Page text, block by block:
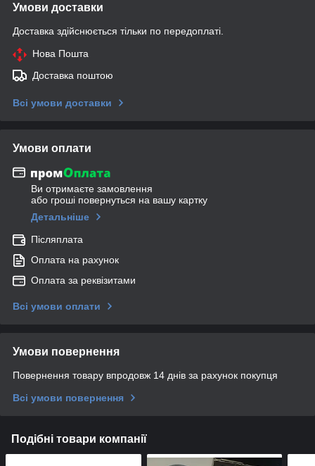
Умови доставки
Доставка здійснюється тільки по передоплаті.
Нова Пошта
Доставка поштою
Всі умови доставки
Умови оплати
Ви отримаєте замовлення
або гроші повернуться на вашу картку
Детальніше
Післяплата
Оплата на рахунок
Оплата за реквізитами
Всі умови оплати
Умови повернення
Повернення товару впродовж 14 днів за рахунок покупця
Всі умови повернення
Подібні товари компанії